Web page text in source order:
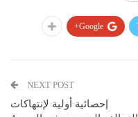
Google+
NEXT POST
إحصائية أولية لإنتهاكات